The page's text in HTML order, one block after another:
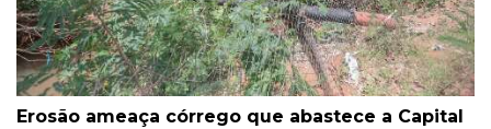
Erosão ameaça córrego que abastece a Capital